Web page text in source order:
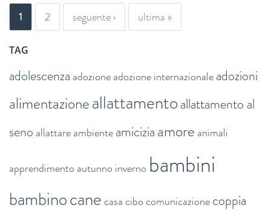
PAGINE
1 2 seguente › ultima »
TAG
adolescenza adozioneadozione internazionaleadozioni
alimentazioneallattamentoallattamento al
seno allattareambienteamiciziaamore animali
apprendimento autunno inverno bambini
bambinocanecasacibocomunicazionecoppia